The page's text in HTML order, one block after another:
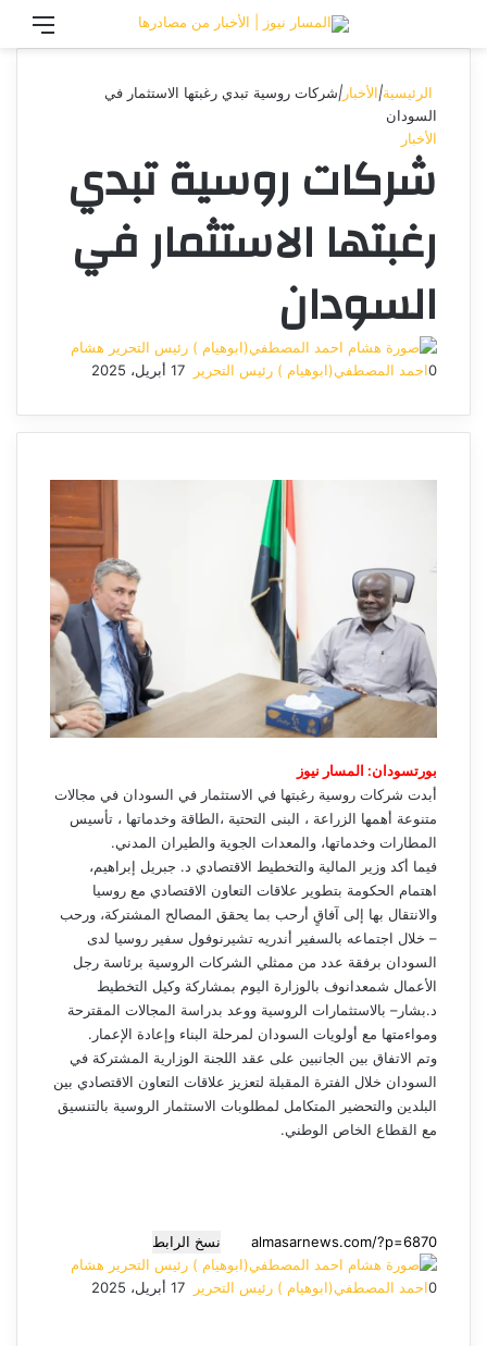
تسجيل الدخول
الرئيسية|الأخبار |شركات روسية تبدي رغبتها الاستثمار في
السودان
الأخبار
شركات روسية تبدي
رغبتها الاستثمار في
السودان
هشام
احمد المصطفي(ابوهيام ) رئيس التحرير
أرسل
إلكترونيا
17 أبريل، 2025 0
بورتسودان: المسار نيوز
أبدت شركات روسية رغبتها في الاستثمار في السودان في مجالات
متنوعة أهمها الزراعة ، البنى التحتية ،الطاقة وخدماتها ، تأسيس
المطارات وخدماتها، والمعدات الجوية والطيران المدني.
فيما أكد وزير المالية والتخطيط الاقتصادي د. جبريل إبراهيم،
اهتمام الحكومة بتطوير علاقات التعاون الاقتصادي مع روسيا
والانتقال بها إلى آفاقٍ أرحب بما يحقق المصالح المشتركة، ورحب
– خلال اجتماعه بالسفير أندريه تشيرنوفول سفير روسيا لدى
السودان برفقة عدد من ممثلي الشركات الروسية برئاسة رجل
الأعمال شمعدانوف بالوزارة اليوم بمشاركة وكيل التخطيط
د.بشار– بالاستثمارات الروسية ووعد بدراسة المجالات المقترحة
ومواءمتها مع أولويات السودان لمرحلة البناء وإعادة الإعمار.
وتم الاتفاق بين الجانبين على عقد اللجنة الوزارية المشتركة في
السودان خلال الفترة المقبلة لتعزيز علاقات التعاون الاقتصادي بين
البلدين والتحضير المتكامل لمطلوبات الاستثمار الروسية بالتنسيق
مع القطاع الخاص الوطني.
نسخ الرابط
هشام
احمد المصطفي(ابوهيام ) رئيس التحرير
أ17 أبريل، 2025
0